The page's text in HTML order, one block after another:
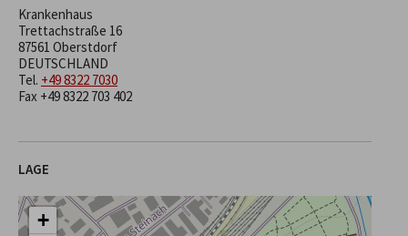
Krankenhaus
Trettachstraße 16
87561 Oberstdorf
DEUTSCHLAND
Tel. +49 8322 7030
Fax +49 8322 703 402
LAGE
+